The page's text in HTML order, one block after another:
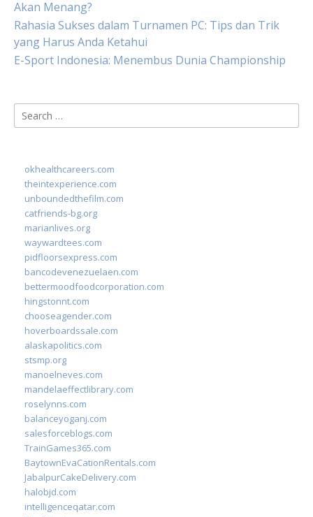
Akan Menang?
Rahasia Sukses dalam Turnamen PC: Tips dan Trik
yang Harus Anda Ketahui
E-Sport Indonesia: Menembus Dunia Championship
Search
for:
okhealthcareers.com
theintexperience.com
unboundedthefilm.com
catfriends-bg.org
marianlives.org
waywardtees.com
pidfloorsexpress.com
bancodevenezuelaen.com
bettermoodfoodcorporation.com
hingstonnt.com
chooseagender.com
hoverboardssale.com
alaskapolitics.com
stsmp.org
manoelneves.com
mandelaeffectlibrary.com
roselynns.com
balanceyoganj.com
salesforceblogs.com
TrainGames365.com
BaytownEvaCationRentals.com
JabalpurCakeDelivery.com
halobjd.com
intelligenceqatar.com